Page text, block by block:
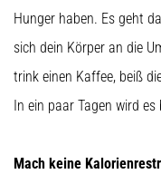
Hunger haben. Es geht
sich dein Körper an die
trink einen Kaffee, beiß
In ein paar Tagen wird es
Mach keine